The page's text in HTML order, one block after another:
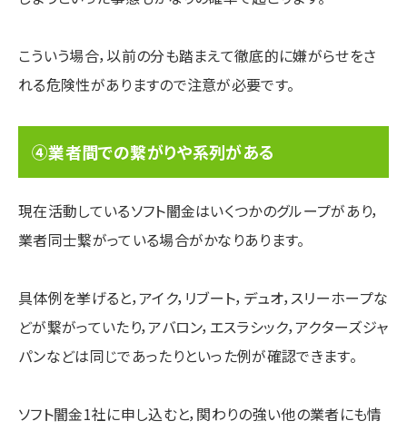
こういう場合，以前の分も踏まえて徹底的に嫌がらせをさ
れる危険性がありますので注意が必要です。
④業者間での繋がりや系列がある
現在活動しているソフト闇金はいくつかのグループがあり，
業者同士繋がっている場合がかなりあります。
具体例を挙げると，アイク，リブート，デュオ，スリーホープな
どが繋がっていたり，アバロン，エスラシック，アクターズジャ
パンなどは同じであったりといった例が確認できます。
ソフト闇金1社に申し込むと，関わりの強い他の業者にも情